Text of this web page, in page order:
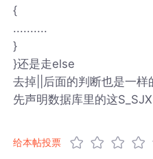
{
..........
}
}还是走else
去掉||后面的判断也是一
先声明数据库里的这
给本帖投票